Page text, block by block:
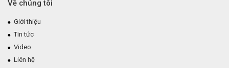
Về chúng tôi
Giới thiệu
Tin tức
Video
Liên hệ